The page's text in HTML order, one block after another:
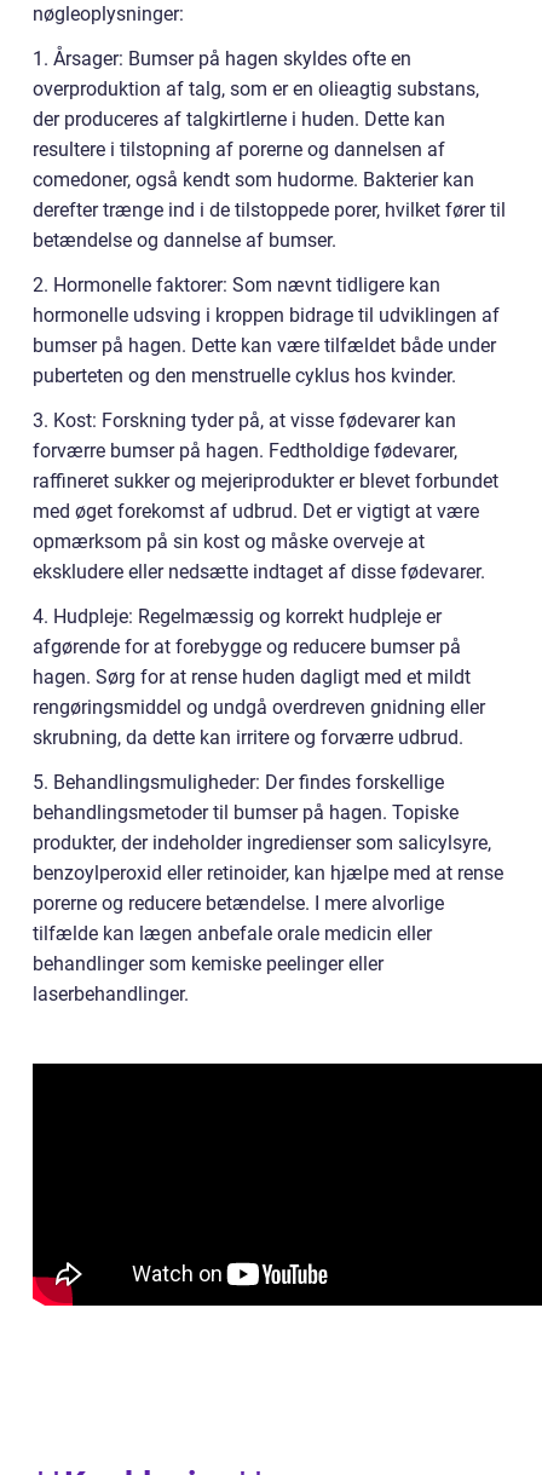
nøgleoplysninger:
1. Årsager: Bumser på hagen skyldes ofte en
overproduktion af talg, som er en olieagtig substans,
der produceres af talgkirtlerne i huden. Dette kan
resultere i tilstopning af porerne og dannelsen af
comedoner, også kendt som hudorme. Bakterier kan
derefter trænge ind i de tilstoppede porer, hvilket fører til
betændelse og dannelse af bumser.
2. Hormonelle faktorer: Som nævnt tidligere kan
hormonelle udsving i kroppen bidrage til udviklingen af
bumser på hagen. Dette kan være tilfældet både under
puberteten og den menstruelle cyklus hos kvinder.
3. Kost: Forskning tyder på, at visse fødevarer kan
forværre bumser på hagen. Fedtholdige fødevarer,
raffineret sukker og mejeriprodukter er blevet forbundet
med øget forekomst af udbrud. Det er vigtigt at være
opmærksom på sin kost og måske overveje at
ekskludere eller nedsætte indtaget af disse fødevarer.
4. Hudpleje: Regelmæssig og korrekt hudpleje er
afgørende for at forebygge og reducere bumser på
hagen. Sørg for at rense huden dagligt med et mildt
rengøringsmiddel og undgå overdreven gnidning eller
skrubning, da dette kan irritere og forværre udbrud.
5. Behandlingsmuligheder: Der findes forskellige
behandlingsmetoder til bumser på hagen. Topiske
produkter, der indeholder ingredienser som salicylsyre,
benzoylperoxid eller retinoider, kan hjælpe med at rense
porerne og reducere betændelse. I mere alvorlige
tilfælde kan lægen anbefale orale medicin eller
behandlinger som kemiske peelinger eller
laserbehandlinger.